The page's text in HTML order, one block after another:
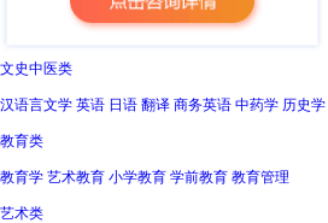
文史中医类
汉语言文学 英语 日语 翻译 商务英语 中药学 历史学
教育类
教育学 艺术教育 小学教育 学前教育 教育管理
艺术类